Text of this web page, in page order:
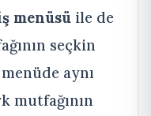
menüsü ile de
seçkin
aynı
mutfağının